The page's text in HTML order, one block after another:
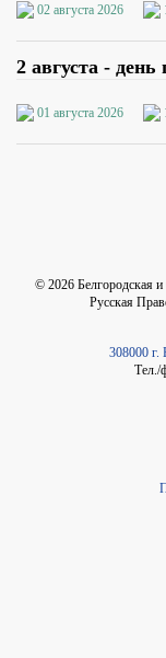
02 августа 2026
2 августа -
01 августа 2026
© 2026 Белгородская
Русская
308000 г.
Тел./